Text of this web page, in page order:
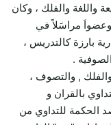
واللغة والفلك ، وكان
، وعضواَ مراسَلاً في
بارزة كالتدريس ،
.
, والتصوف ،
بالقران و
الحكمة للتداوي من